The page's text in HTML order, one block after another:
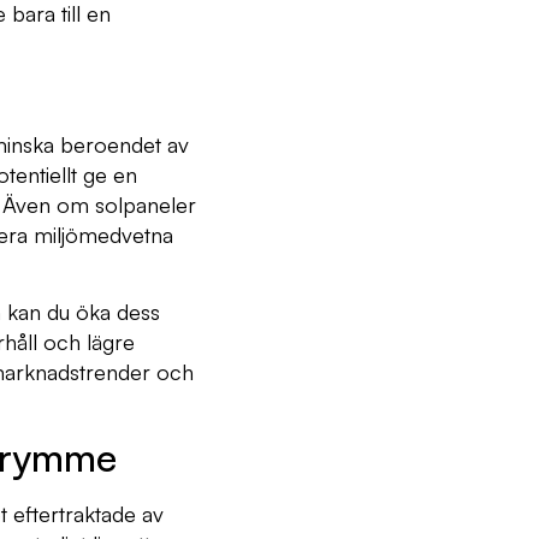
bara till en
beroendet av
ge en
om solpaneler
miljömedvetna
du öka dess
och lägre
och
eftertraktade av